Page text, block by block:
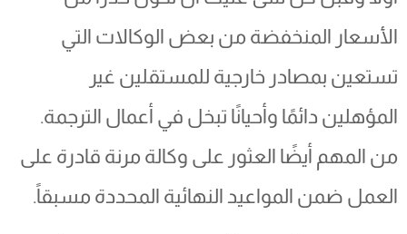
الأسعار المنخفضة من بعض الوكالات التي
تستعين بمصادر خارجية للمستقلين غير
المؤهلين دائمًا وأحيانًا تبخل في أعمال الترجمة.
من المهم أيضًا العثور على وكالة مرنة قادرة على
العمل ضمن المواعيد النهائية المحددة مسبقاً.